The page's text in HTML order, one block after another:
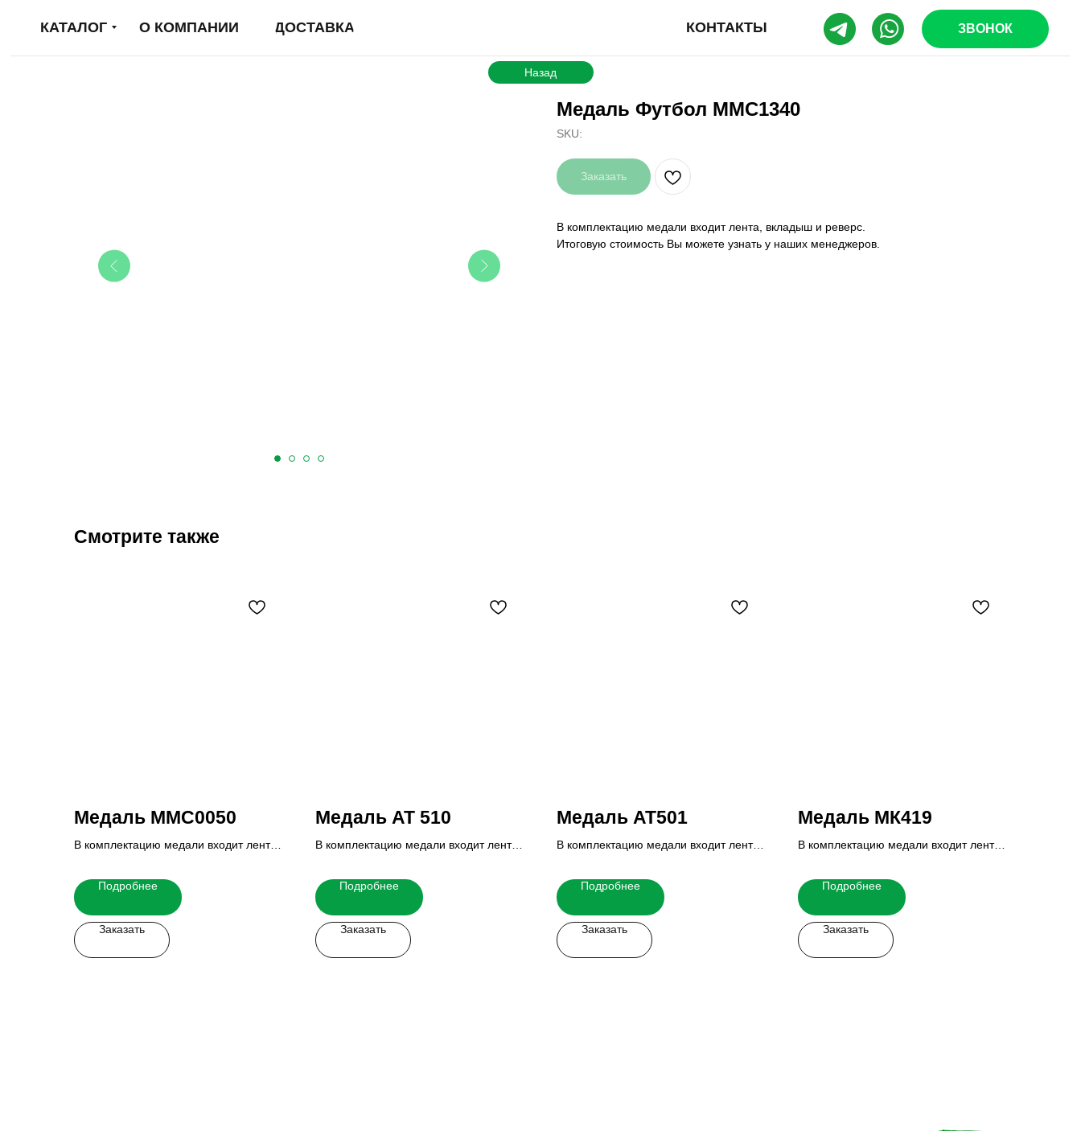
КАТАЛОГ КОНТАКТЫ
О КОМПАНИИ ДОСТАВКА ЗВОНОК
Назад
Медаль Футбол MMC1340
SKU:
Заказать
В комплектацию медали входит лента, вкладыш и реверс.
Итоговую стоимость Вы можете узнать у наших менеджеров.
Смотрите также
Медаль MMC0050
В комплектацию медали входит лента,
Итоговую стоимость Вы можете узнать
у наших менеджеров.
Подробнее
Заказать
Медаль AT 510
В комплектацию медали входит лента,
Итоговую стоимость Вы можете узнать
у наших менеджеров.
Подробнее
Заказать
Медаль AT501
В комплектацию медали входит лента,
Итоговую стоимость Вы можете узнать
у наших менеджеров.
Подробнее
Заказать
Медаль МК419
В комплектацию медали входит лента,
Итоговую стоимость Вы можете узнать
у наших менеджеров.
Подробнее
Заказать